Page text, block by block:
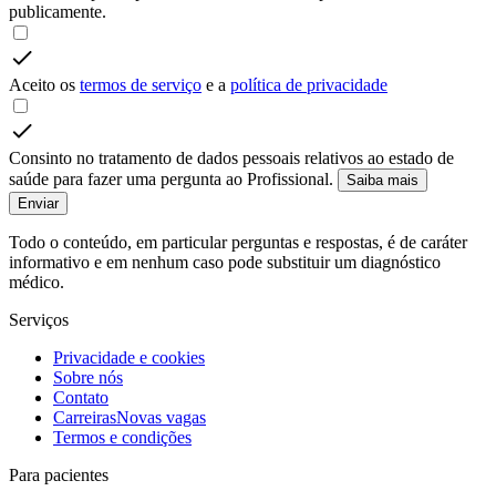
publicamente.
Aceito os termos de serviço e a política de privacidade
Consinto no tratamento de dados pessoais relativos ao estado de
saúde para fazer uma pergunta ao Profissional.
Saiba mais
Enviar
Todo o conteúdo, em particular perguntas e respostas, é de caráter
informativo e em nenhum caso pode substituir um diagnóstico
médico.
Serviços
Privacidade e cookies
Sobre nós
Contato
CarreirasNovas vagas
Termos e condições
Para pacientes